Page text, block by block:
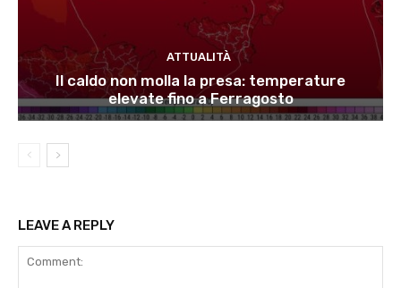
ATTUALITÀ
Il caldo non molla la presa: temperature
elevate fino a Ferragosto
LEAVE A REPLY